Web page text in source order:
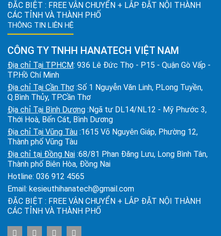
ĐẶC BIỆT : FREE VẬN CHUYỂN + LẮP ĐẶT NỘI THÀNH
CÁC TỈNH VÀ THÀNH PHỐ
THÔNG TIN LIÊN HỆ
CÔNG TY TNHH HANATECH VIỆT NAM
Địa chỉ Tại TPHCM: 936 Lê Đức Thọ - P15 - Quận Gò Vấp -
TP.Hồ Chí Minh
Địa chỉ Tại Cần Thơ :Số 1 Nguyễn Văn Linh, P.Long Tuyền,
Q.Bình Thủy, TP.Cần Thơ
Địa chỉ Tại Bình Dương :Ngã tư DL14/NL12 - Mỹ Phước 3,
Thới Hoà, Bến Cát, Bình Dương
Địa chỉ Tại Vũng Tàu :1615 Võ Nguyên Giáp, Phường 12,
Thành phố Vũng Tàu
Địa chỉ tại Đồng Nai :68/81 Phan Đăng Lưu, Long Bình Tân,
Thành phố Biên Hòa, Đồng Nai
Hotline: 036 912 4565
Email: kesieuthihanatech@gmail.com
ĐẶC BIỆT : FREE VẬN CHUYỂN + LẮP ĐẶT NỘI THÀNH
CÁC TỈNH VÀ THÀNH PHỐ